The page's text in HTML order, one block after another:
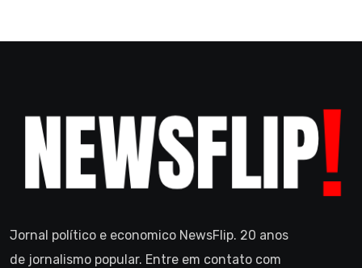
Jornal político e economico NewsFlip. 20 anos
de jornalismo popular. Entre em contato com